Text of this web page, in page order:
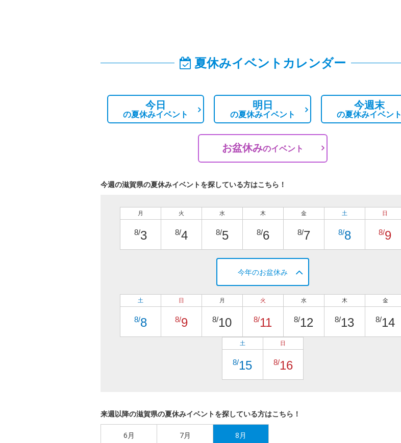
夏休みイベントカレンダー
今日
の夏休みイベント
明日
の夏休みイベント
今週末
の夏休みイベント
お盆休みのイベント
今週の滋賀県の夏休みイベントを探している方はこちら！
月
8/3
火
8/4
水
8/5
木
8/6
金
8/7
土
8/8
日
8/9
今年のお盆休み
土
8/8
日
8/9
月
8/10
火
8/11
水
8/12
木
8/13
金
8/14
土
8/15
日
8/16
来週以降の滋賀県の夏休みイベントを探している方はこちら！
6月 7月 8月